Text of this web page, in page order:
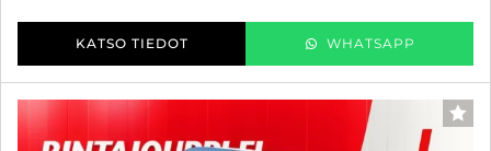
KATSO TIEDOT WHATSAPP